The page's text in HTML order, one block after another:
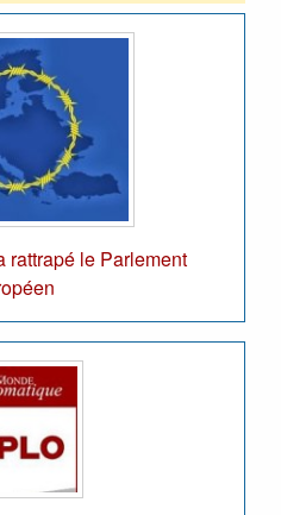
rattrapé le Parlement